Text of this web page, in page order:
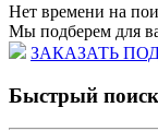
Нет времени на
Мы подберем для
ЗАКАЗАТЬ
Быстрый